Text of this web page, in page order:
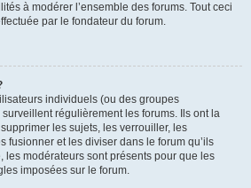
à modérer l’ensemble des forums. Tout ceci
par le fondateur du forum.
individuels (ou des groupes
régulièrement les forums. Ils ont la
les sujets, les verrouiller, les
fusionner et les diviser dans le forum qu’ils
les modérateurs sont présents pour que les
imposées sur le forum.